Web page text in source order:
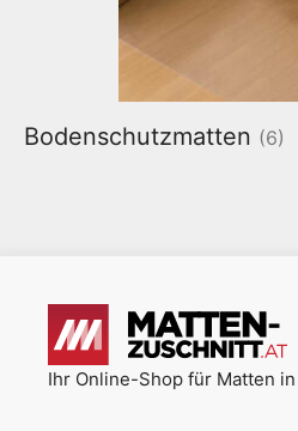
Bodenschutzmatten (6)
Ihr Online-Shop für Matten